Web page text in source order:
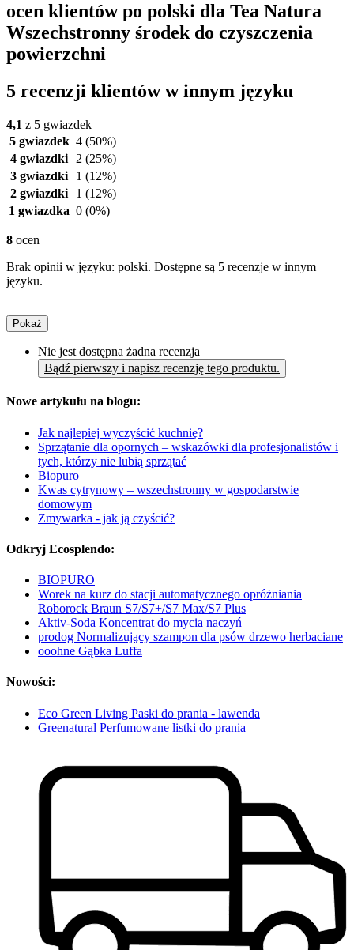
ocen klientów po polski dla Tea Natura
Wszechstronny środek do czyszczenia
powierzchni
5 recenzji klientów w innym języku
4,1 z 5 gwiazdek
5 gwiazdek 4 (50%)
4 gwiazdki
2 (25%)
3 gwiazdki
1 (12%)
2 gwiazdki
1 (12%)
1 gwiazdka 0 (0%)
8 ocen
Brak opinii w języku: polski. Dostępne są 5 recenzje w innym
języku.
Pokaż
Nie jest dostępna żadna recenzja
Bądź pierwszy i napisz recenzję tego produktu.
Nowe artykułu na blogu:
Jak najlepiej wyczyścić kuchnię?
Sprzątanie dla opornych – wskazówki dla profesjonalistów i
tych, którzy nie lubią sprzątać
Biopuro
Kwas cytrynowy – wszechstronny w gospodarstwie
domowym
Zmywarka - jak ją czyścić?
Odkryj Ecosplendo:
BIOPURO
Worek na kurz do stacji automatycznego opróżniania
Roborock Braun S7/S7+/S7 Max/S7 Plus
Aktiv-Soda Koncentrat do mycia naczyń
prodog Normalizujący szampon dla psów drzewo herbaciane
ooohne Gąbka Luffa
Nowości:
Eco Green Living Paski do prania - lawenda
Greenatural Perfumowane listki do prania